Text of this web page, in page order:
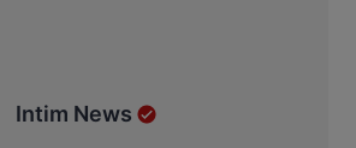
Intim News